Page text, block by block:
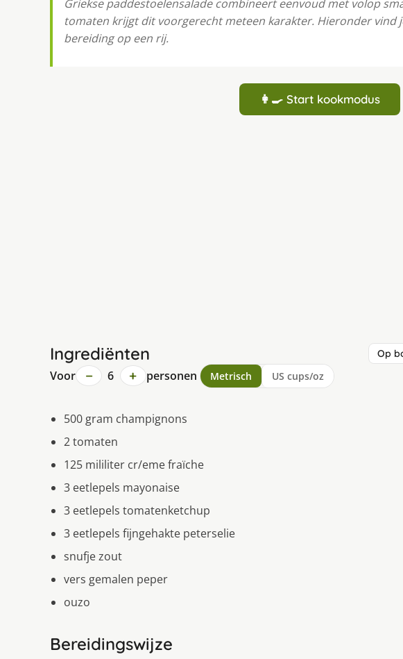
Griekse paddestoelensalade combineert eenvoud met volop
tomaten krijgt dit voorgerecht meteen karakter. Hieronder vind
bereiding op een rij.
👩‍🍳 Start kookmodus
Ingrediënten Op
Voor − 6 + personen Metrisch US cups/oz
500 gram champignons
2 tomaten
125 mililiter cr/eme fraïche
3 eetlepels mayonaise
3 eetlepels tomatenketchup
3 eetlepels fijngehakte peterselie
snufje zout
vers gemalen peper
ouzo
Bereidingswijze